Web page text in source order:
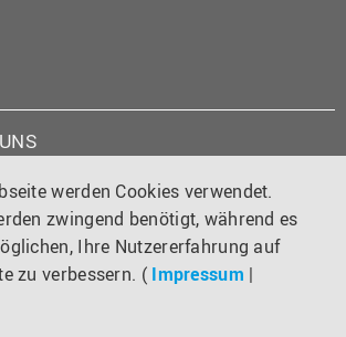
werden Cookies verwendet.
zwingend benötigt, während es
Ihre Nutzererfahrung auf
zu verbessern. ( Impressum |
YouTube
Facebook